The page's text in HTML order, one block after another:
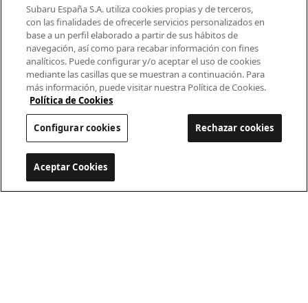
Modelos
¿Por qué Subaru?
Finance
Propietarios
Contacto
Universo Subaru
900 440 044
Subaru España S.A. utiliza cookies propias y de terceros,
con las finalidades de ofrecerle servicios personalizados en
base a un perfil elaborado a partir de sus hábitos de
navegación, así como para recabar información con fines
analíticos. Puede configurar y/o aceptar el uso de cookies
mediante las casillas que se muestran a continuación. Para
más información, puede visitar nuestra Política de Cookies.
Política de Cookies
Configurar cookies Rechazar cookies
Aceptar Cookies